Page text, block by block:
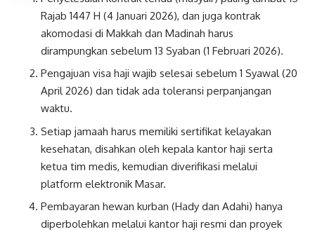
Rajab 1447 H (4 Januari 2026), dan juga kontrak
akomodasi di Makkah dan Madinah harus
dirampungkan sebelum 13 Syaban (1 Februari 2026).
Pengajuan visa haji wajib selesai sebelum 1 Syawal (20
April 2026) dan tidak ada toleransi perpanjangan
waktu.
Setiap jamaah harus memiliki sertifikat kelayakan
kesehatan, disahkan oleh kepala kantor haji serta
ketua tim medis, kemudian diverifikasi melalui
platform elektronik Masar.
Pembayaran hewan kurban (Hady dan Adahi) hanya
diperbolehkan melalui kantor haji resmi dan proyek